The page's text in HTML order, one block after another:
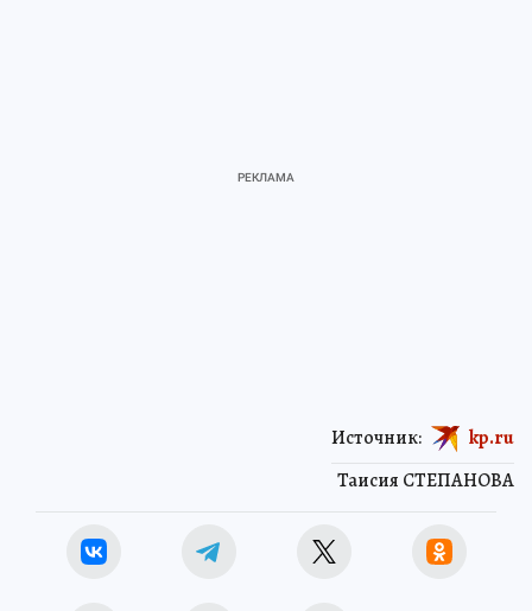
Таисия СТЕПАНОВА
Источник: kp.ru